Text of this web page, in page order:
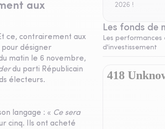
aux
ce, contrairement aux
pour désigner
matin le 6 novembre,
du parti Républicain
électeurs.
langage : « Ce sera
cinq. Ils ont acheté
2026 !
Les fonds de
Les performances
d'investissement